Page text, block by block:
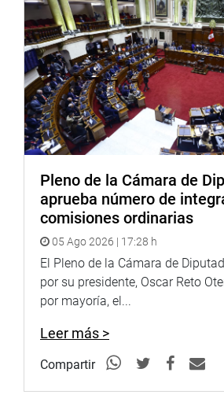
Pleno de la Cámara de
aprueba número de
comisiones ordinarias
05 Ago 2026 | 17:28 h
El Pleno de la Cámara de
por su presidente, Oscar Reto
por mayoría, el...
Leer más >
Compartir